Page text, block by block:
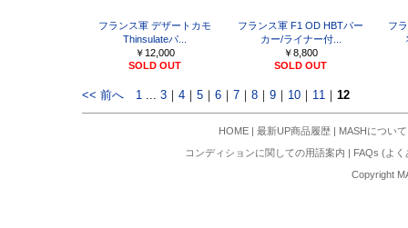
フランス軍 デザートカモ
Thinsulateパ...
￥12,000
SOLD OUT
フランス軍 F1 OD HBTパー
カー/ライナー付...
￥8,800
SOLD OUT
フ
<< 前へ 1 ... 3 ｜ 4 ｜ 5 ｜ 6 ｜ 7 ｜ 8 ｜ 9 ｜ 10 ｜ 11 ｜ 12
HOME | 最新UP商品履歴 | MASHについて
コンディションに関しての用語案内 | FAQs (よ
Copyright